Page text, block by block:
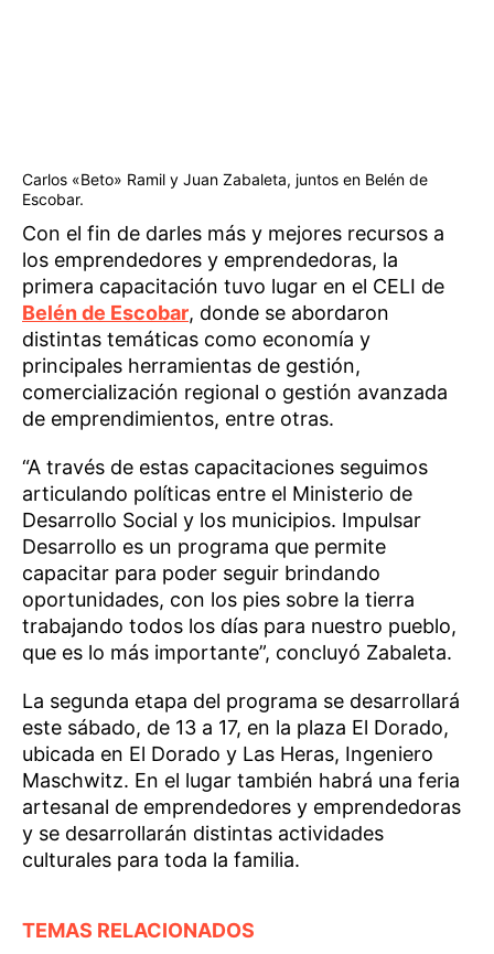
Carlos «Beto» Ramil y Juan Zabaleta, juntos en Belén de
Escobar.
Con el fin de darles más y mejores recursos a
los emprendedores y emprendedoras, la
primera capacitación tuvo lugar en el CELI de
Belén de Escobar, donde se abordaron
distintas temáticas como economía y
principales herramientas de gestión,
comercialización regional o gestión avanzada
de emprendimientos, entre otras.
“A través de estas capacitaciones seguimos
articulando políticas entre el Ministerio de
Desarrollo Social y los municipios. Impulsar
Desarrollo es un programa que permite
capacitar para poder seguir brindando
oportunidades, con los pies sobre la tierra
trabajando todos los días para nuestro pueblo,
que es lo más importante”, concluyó Zabaleta.
La segunda etapa del programa se desarrollará
este sábado, de 13 a 17, en la plaza El Dorado,
ubicada en El Dorado y Las Heras, Ingeniero
Maschwitz. En el lugar también habrá una feria
artesanal de emprendedores y emprendedoras
y se desarrollarán distintas actividades
culturales para toda la familia.
TEMAS RELACIONADOS